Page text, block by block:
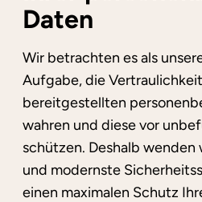
Daten
Wir betrachten es als
Aufgabe, die
bereitgestellten
wahren und diese vor
schützen. Deshalb
und modernste
einen maximalen Schutz